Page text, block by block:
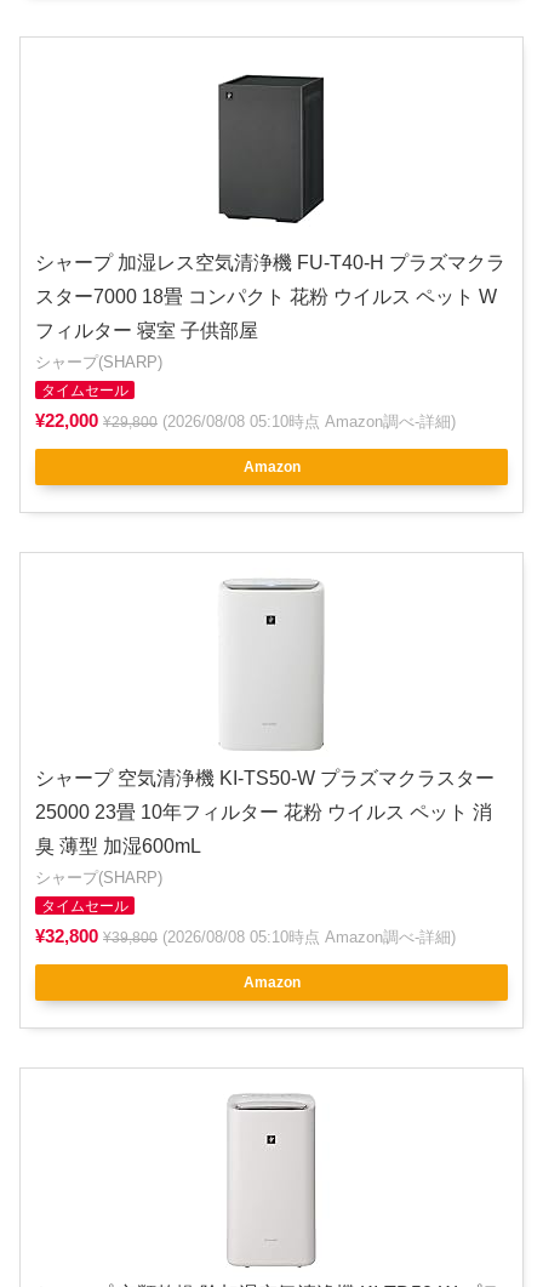
シャープ 加湿レス空気清浄機 FU-T40-H プラズマクラ
スター7000 18畳 コンパクト 花粉 ウイルス ペット W
フィルター 寝室 子供部屋
シャープ(SHARP)
タイムセール
¥22,000 ¥29,800 (2026/08/08 05:10時点 Amazon調べ-詳細)
Amazon
シャープ 空気清浄機 KI-TS50-W プラズマクラスター
25000 23畳 10年フィルター 花粉 ウイルス ペット 消
臭 薄型 加湿600mL
シャープ(SHARP)
タイムセール
¥32,800 ¥39,800 (2026/08/08 05:10時点 Amazon調べ-詳細)
Amazon